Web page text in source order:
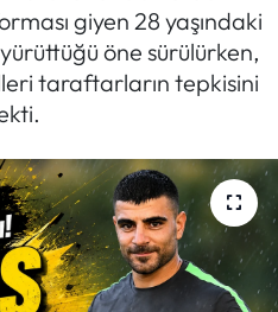
giyen 28 yaşındaki
öne sürülürken,
taraftarların tepkisini